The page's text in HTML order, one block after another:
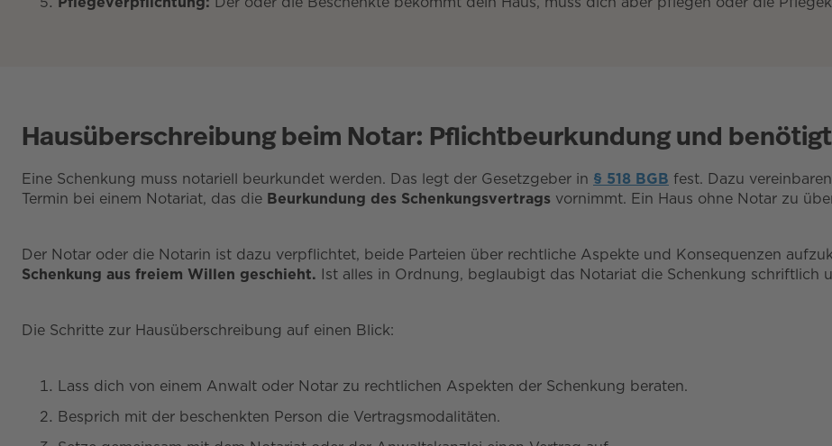
Hausüberschreibung beim Notar: Pflichtbeurkundung und
Eine Schenkung muss notariell beurkundet werden. Das legt der Gesetzgeber in § 518 BGB fest. Dazu
Termin bei einem Notariat, das die Beurkundung des Schenkungsvertrags vornimmt. Ein Haus ohne Notar zu
Der Notar oder die Notarin ist dazu verpflichtet, beide Parteien über rechtliche Aspekte und Konsequenzen
Schenkung aus freiem Willen geschieht. Ist alles in Ordnung, beglaubigt das Notariat die Schenkung schriftlich
Die Schritte zur Hausüberschreibung auf einen Blick:
Lass dich von einem Anwalt oder Notar zu rechtlichen Aspekten der Schenkung beraten.
Besprich mit der beschenkten Person die Vertragsmodalitäten.